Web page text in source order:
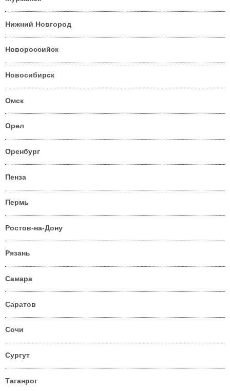
Нижний Новгород
Новороссийск
Новосибирск
Омск
Орел
Оренбург
Пенза
Пермь
Ростов-на-Дону
Рязань
Самара
Саратов
Сочи
Сургут
Таганрог